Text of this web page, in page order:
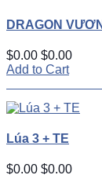
DRAGON
$0.00 $0.00
Add to Cart
Lúa 3 + TE
$0.00 $0.00